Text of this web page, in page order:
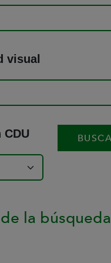
visual
la búsqueda